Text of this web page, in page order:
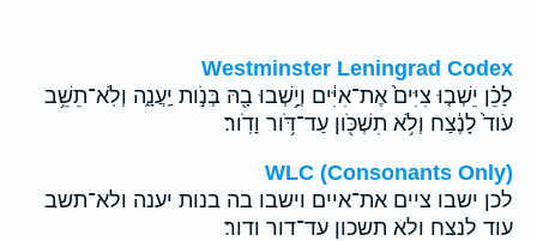
Westminster Leningrad Codex
לָכֵ֗ן יֵשְׁב֤וּ צִיִּים֙ אֶת־אִיִּ֔ים וְיָ֥שְׁבוּ בָ֖הּ בְּנֹ֣ות יַֽעֲנָ֑ה וְלֹֽא־תֵשֵׁ֥ב
עֹוד֙ לָנֶ֔צַח וְלֹ֥א תִשְׁכֹּ֖ון עַד־דֹּ֥ור וָדֹֽור׃
WLC (Consonants Only)
לכן ישבו ציים את־איים וישבו בה בנות יענה ולא־תשב
עוד לנצח ולא תשכון עד־דור ודור׃